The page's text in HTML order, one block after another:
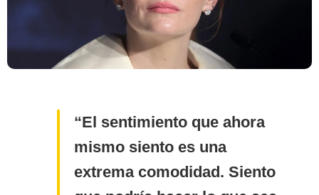
El sentimiento que ahora
mismo siento es una
extrema comodidad. Siento